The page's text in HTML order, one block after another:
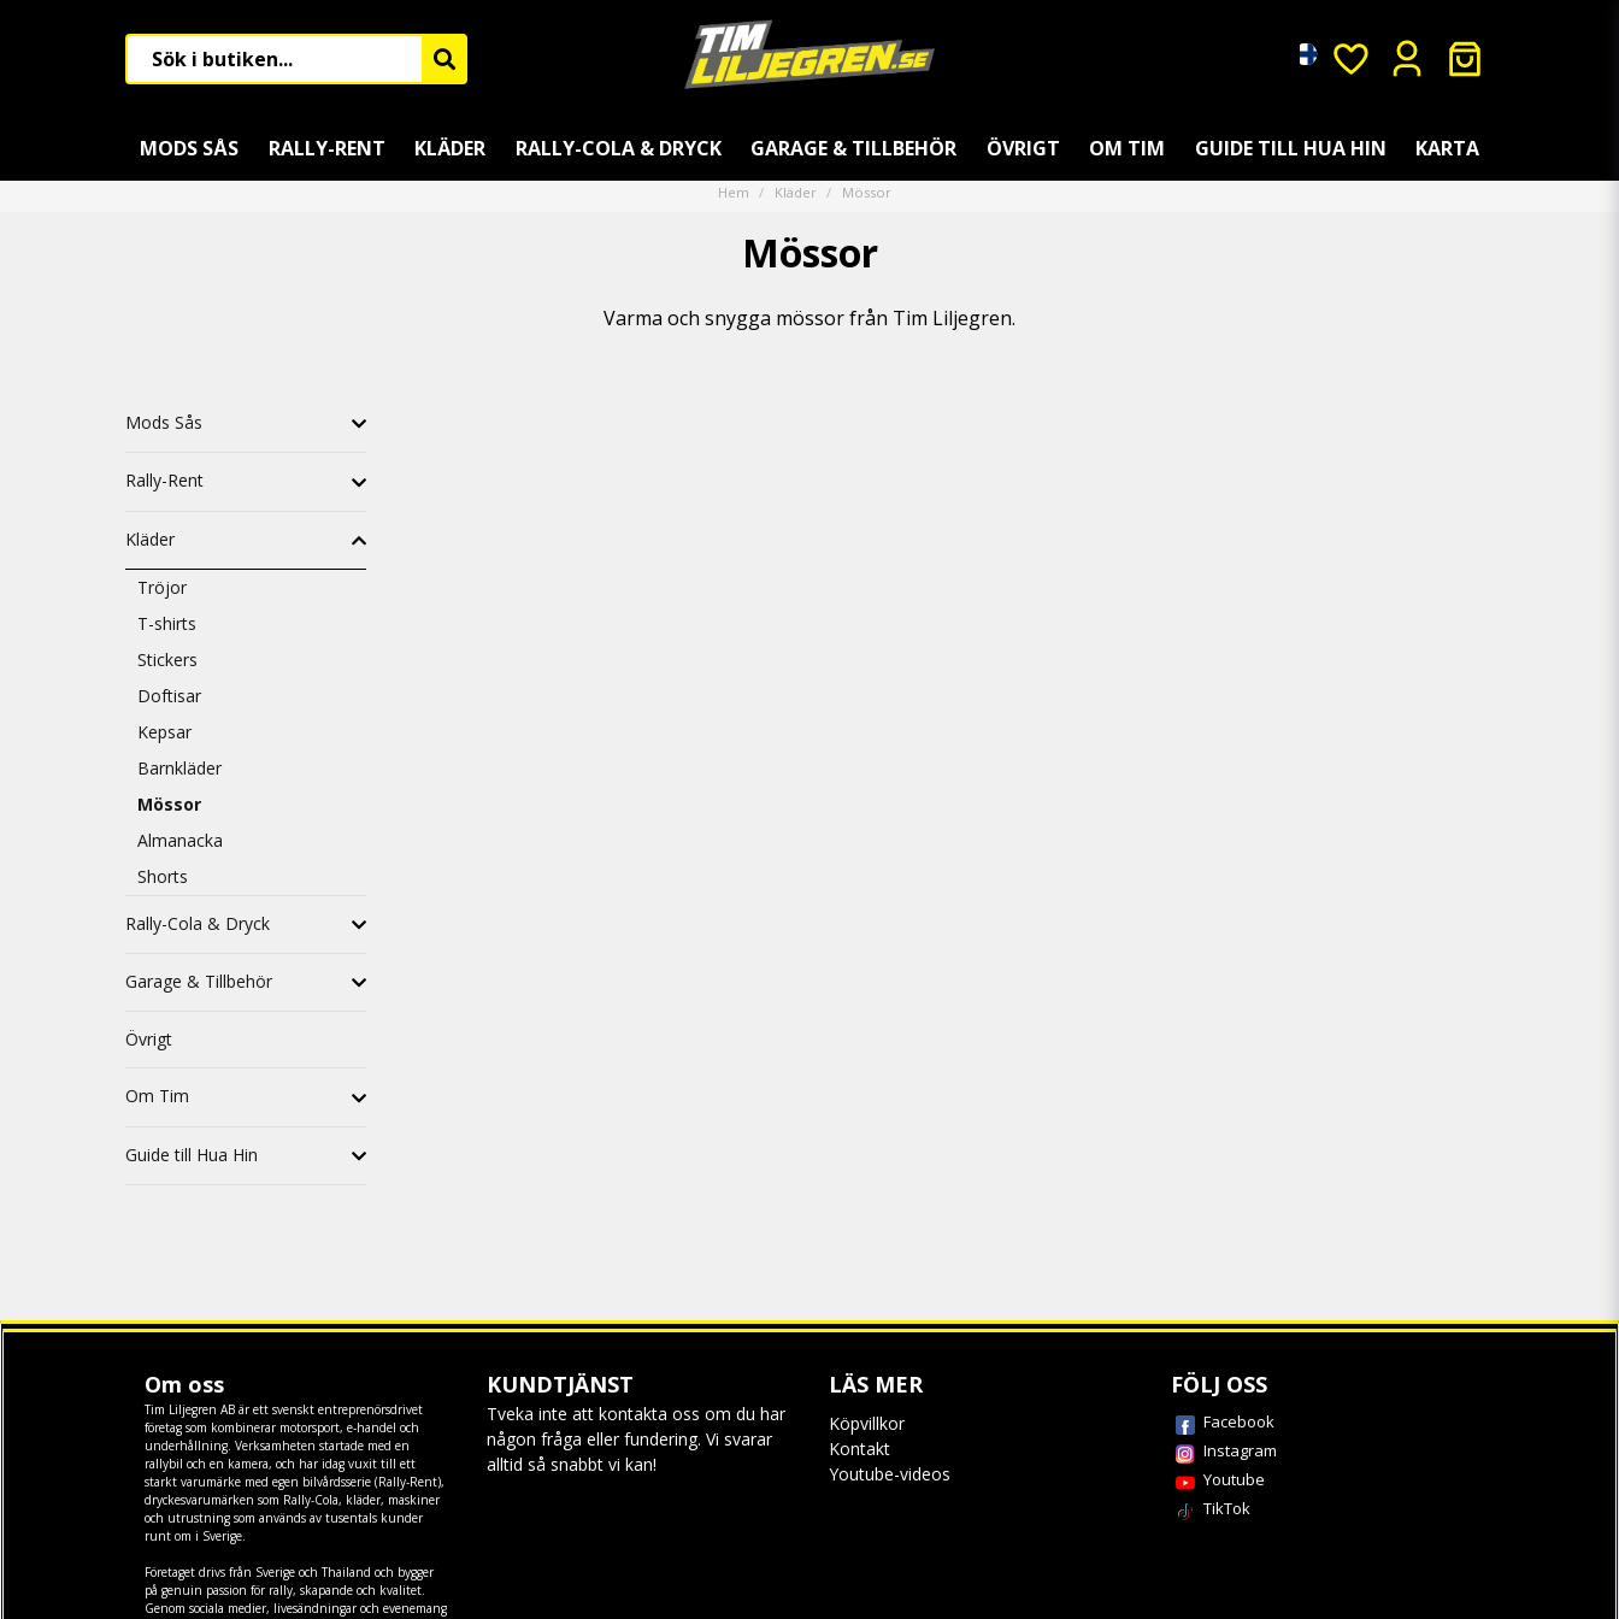
MODS SÅS RALLY-RENT KLÄDER RALLY-COLA & DRYCK GARAGE & TILLBEHÖR ÖVRIGT OM TIM GUIDE TILL HUA HIN KARTA
Hem Kläder Mössor
Mössor
Varma och snygga mössor från Tim Liljegren.
Mods Sås
Rally-Rent
Kläder
Tröjor
T-shirts
Stickers
Doftisar
Kepsar
Barnkläder
Mössor
Almanacka
Shorts
Rally-Cola & Dryck
Garage & Tillbehör
Övrigt
Om Tim
Guide till Hua Hin
Om oss
Tim Liljegren AB är ett svenskt entreprenörsdrivet
företag som kombinerar motorsport, e-handel och
underhållning. Verksamheten startade med en
rallybil och en kamera, och har idag vuxit till ett
starkt varumärke med egen bilvårdsserie (Rally-Rent),
dryckesvarumärken som Rally-Cola, kläder, maskiner
och utrustning som används av tusentals kunder
runt om i Sverige.
Företaget drivs från Sverige och Thailand och bygger
på genuin passion för rally, skapande och kvalitet.
Genom sociala medier, livesändningar och evenemang
KUNDTJÄNST
Tveka inte att kontakta oss om du har
någon fråga eller fundering. Vi svarar
alltid så snabbt vi kan!
LÄS MER
Köpvillkor
Kontakt
Youtube-videos
FÖLJ OSS
Facebook
Instagram
Youtube
TikTok